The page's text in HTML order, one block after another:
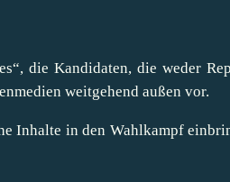
die Kandidaten, die weder
weitgehend außen vor.
Inhalte in den Wahlkampf